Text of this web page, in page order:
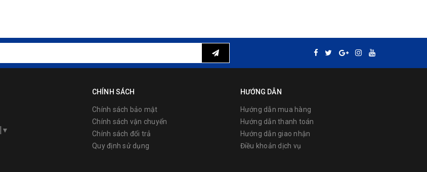
▼
CHÍNH SÁCH
Chính sách bảo mật
Chính sách vận chuyển
Chính sách đổi trả
Quy định sử dụng
HƯỚNG DẪN
Hướng dẫn mua hàng
Hướng dẫn thanh toán
Hướng dẫn giao nhận
Điều khoản dịch vụ